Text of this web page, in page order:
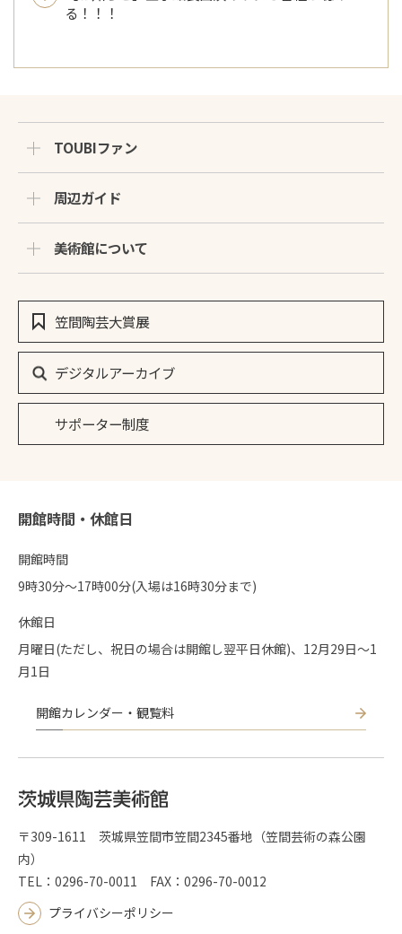
る！！！
TOUBIファン
周辺ガイド
美術館について
笠間陶芸大賞展
デジタルアーカイブ
サポーター制度
開館時間・休館日
開館時間
9時30分〜17時00分(入場は16時30分まで)
休館日
月曜日(ただし、祝日の場合は開館し翌平日休館)、12月29日～1
月1日
開館カレンダー・観覧料
〒309-1611 茨城県笠間市笠間2345番地（笠間芸術の森公園
内）
TEL：0296-70-0011 FAX：0296-70-0012
プライバシーポリシー